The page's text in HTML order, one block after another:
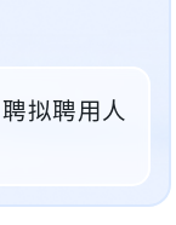
拟聘用人